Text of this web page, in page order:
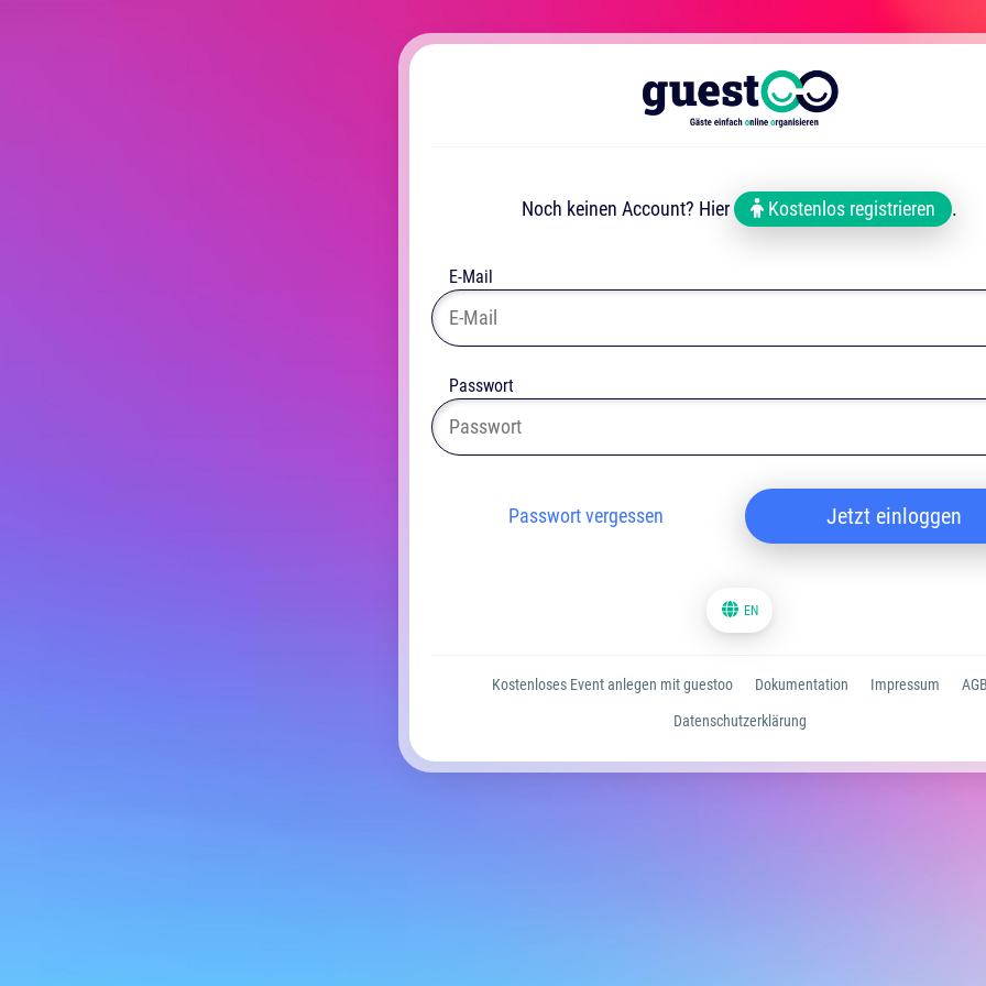
Noch keinen Account? Hier Kostenlos registrieren .
E-Mail
Passwort
Jetzt einloggen
Passwort vergessen
EN
Kostenloses Event anlegen mit guestoo Dokumentation Impressum
Datenschutzerklärung